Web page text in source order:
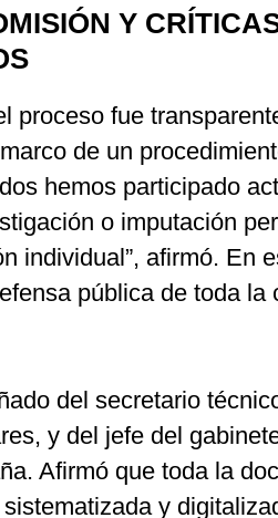
Y
proceso fue
de un
hemos participado
o imputación
individual”, afirmó. En
pública de toda la
del secretario
y del jefe del
Afirmó que toda la
y